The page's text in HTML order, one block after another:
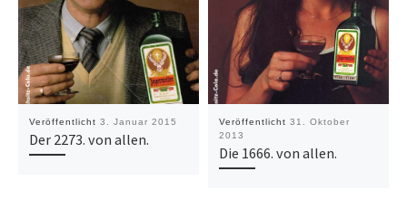
Veröffentlicht 3. Januar 2015
Der 2273. von allen.
Veröffentlicht 31. Oktober
2013
Die 1666. von allen.